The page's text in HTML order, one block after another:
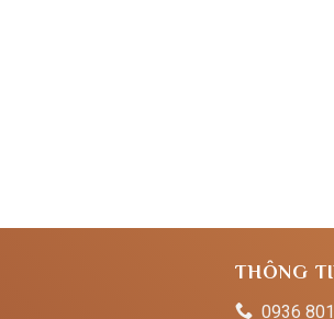
THÔNG
0936